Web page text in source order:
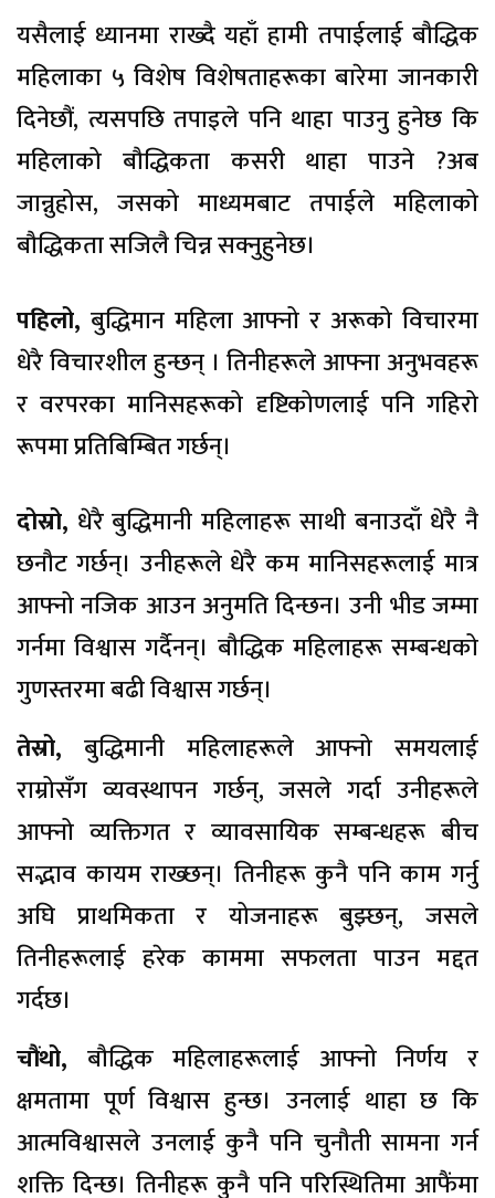
यसैलाई ध्यानमा राख्दै यहाँ हामी तपाईलाई बौद्धिक
महिलाका ५ विशेष विशेषताहरूका बारेमा जानकारी
दिनेछौं, त्यसपछि तपाइले पनि थाहा पाउनु हुनेछ कि
महिलाको बौद्धिकता कसरी थाहा पाउने ?अब
जान्नुहोस, जसको माध्यमबाट तपाईले महिलाको
बौद्धिकता सजिलै चिन्न सक्नुहुनेछ।
पहिलो, बुद्धिमान महिला आफ्नो र अरूको विचारमा
धेरै विचारशील हुन्छन् । तिनीहरूले आफ्ना अनुभवहरू
र वरपरका मानिसहरूको दृष्टिकोणलाई पनि गहिरो
रूपमा प्रतिबिम्बित गर्छन्।
दोस्रो, धेरै बुद्धिमानी महिलाहरू साथी बनाउदाँ धेरै नै
छनौट गर्छन्। उनीहरूले धेरै कम मानिसहरूलाई मात्र
आफ्नो नजिक आउन अनुमति दिन्छन। उनी भीड जम्मा
गर्नमा विश्वास गर्दैनन्। बौद्धिक महिलाहरू सम्बन्धको
गुणस्तरमा बढी विश्वास गर्छन्।
तेस्रो, बुद्धिमानी महिलाहरूले आफ्नो समयलाई
राम्रोसँग व्यवस्थापन गर्छन्, जसले गर्दा उनीहरूले
आफ्नो व्यक्तिगत र व्यावसायिक सम्बन्धहरू बीच
सद्भाव कायम राख्छन्। तिनीहरू कुनै पनि काम गर्नु
अघि प्राथमिकता र योजनाहरू बुझ्छन्, जसले
तिनीहरूलाई हरेक काममा सफलता पाउन मद्दत
गर्दछ।
चौंथो, बौद्धिक महिलाहरूलाई आफ्नो निर्णय र
क्षमतामा पूर्ण विश्वास हुन्छ। उनलाई थाहा छ कि
आत्मविश्वासले उनलाई कुनै पनि चुनौती सामना गर्न
शक्ति दिन्छ। तिनीहरू कुनै पनि परिस्थितिमा आफैंमा